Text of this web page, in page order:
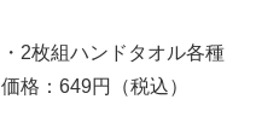
・2枚組ハンドタオル各種
価格：649円（税込）